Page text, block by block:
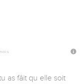
as fâit qu elle soit